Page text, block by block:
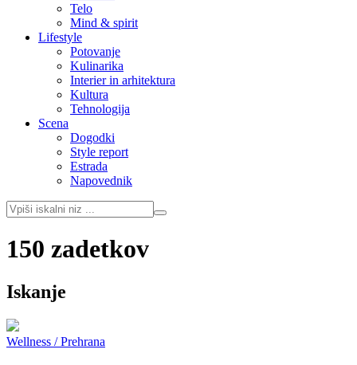
Telo
Mind & spirit
Lifestyle
Potovanje
Kulinarika
Interier in arhitektura
Kultura
Tehnologija
Scena
Dogodki
Style report
Estrada
Napovednik
150 zadetkov
Iskanje
Wellness / Prehrana